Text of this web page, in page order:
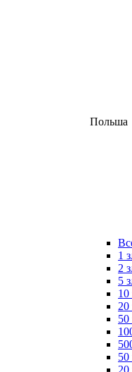
Польша
1
2
5
10
20
50